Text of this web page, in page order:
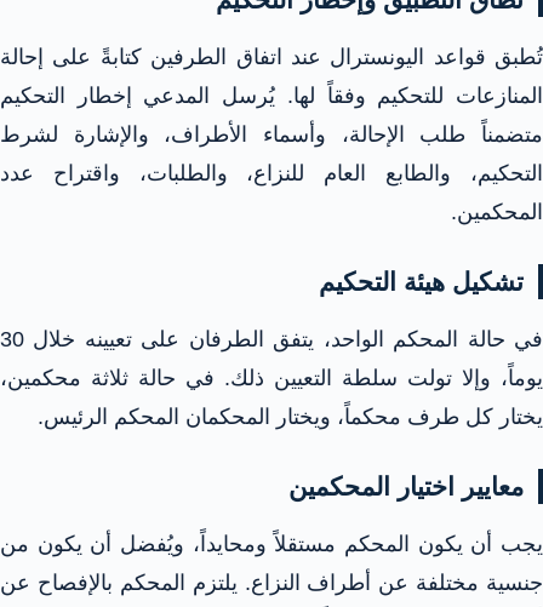
تُطبق قواعد اليونسترال عند اتفاق الطرفين كتابةً على إحالة
المنازعات للتحكيم وفقاً لها. يُرسل المدعي إخطار التحكيم
متضمناً طلب الإحالة، وأسماء الأطراف، والإشارة لشرط
التحكيم، والطابع العام للنزاع، والطلبات، واقتراح عدد
المحكمين.​
تشكيل هيئة التحكيم
في حالة المحكم الواحد، يتفق الطرفان على تعيينه خلال 30
يوماً، وإلا تولت سلطة التعيين ذلك. في حالة ثلاثة محكمين،
يختار كل طرف محكماً، ويختار المحكمان المحكم الرئيس.​
معايير اختيار المحكمين
يجب أن يكون المحكم مستقلاً ومحايداً، ويُفضل أن يكون من
جنسية مختلفة عن أطراف النزاع. يلتزم المحكم بالإفصاح عن